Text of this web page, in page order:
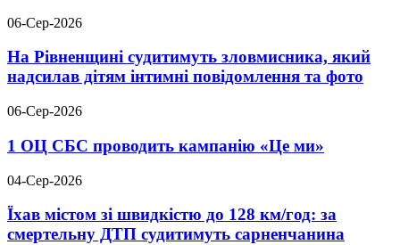
06-Сер-2026
На Рівненщині судитимуть зловмисника, який
надсилав дітям інтимні повідомлення та фото
06-Сер-2026
1 ОЦ СБС проводить кампанію «Це ми»
04-Сер-2026
Їхав містом зі швидкістю до 128 км/год: за
смертельну ДТП судитимуть сарненчанина